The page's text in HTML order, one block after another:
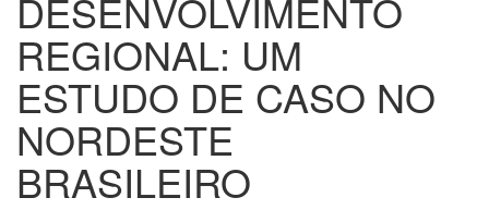
DESENVOLVIMENTO
REGIONAL: UM
ESTUDO DE CASO NO
NORDESTE
BRASILEIRO